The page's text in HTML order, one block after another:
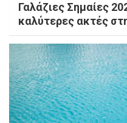
Γαλάζιες Σημαίες
καλύτερες ακτές